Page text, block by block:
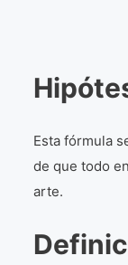
Bruit de
¡VIVE
Exposición
través de tu
Esta fórmula
de que todo
arte.